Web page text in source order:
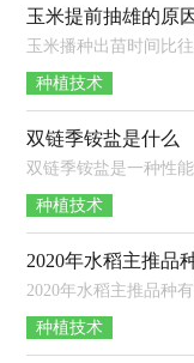
种植技术
双链季铵盐是什么
种植技术
种植技术